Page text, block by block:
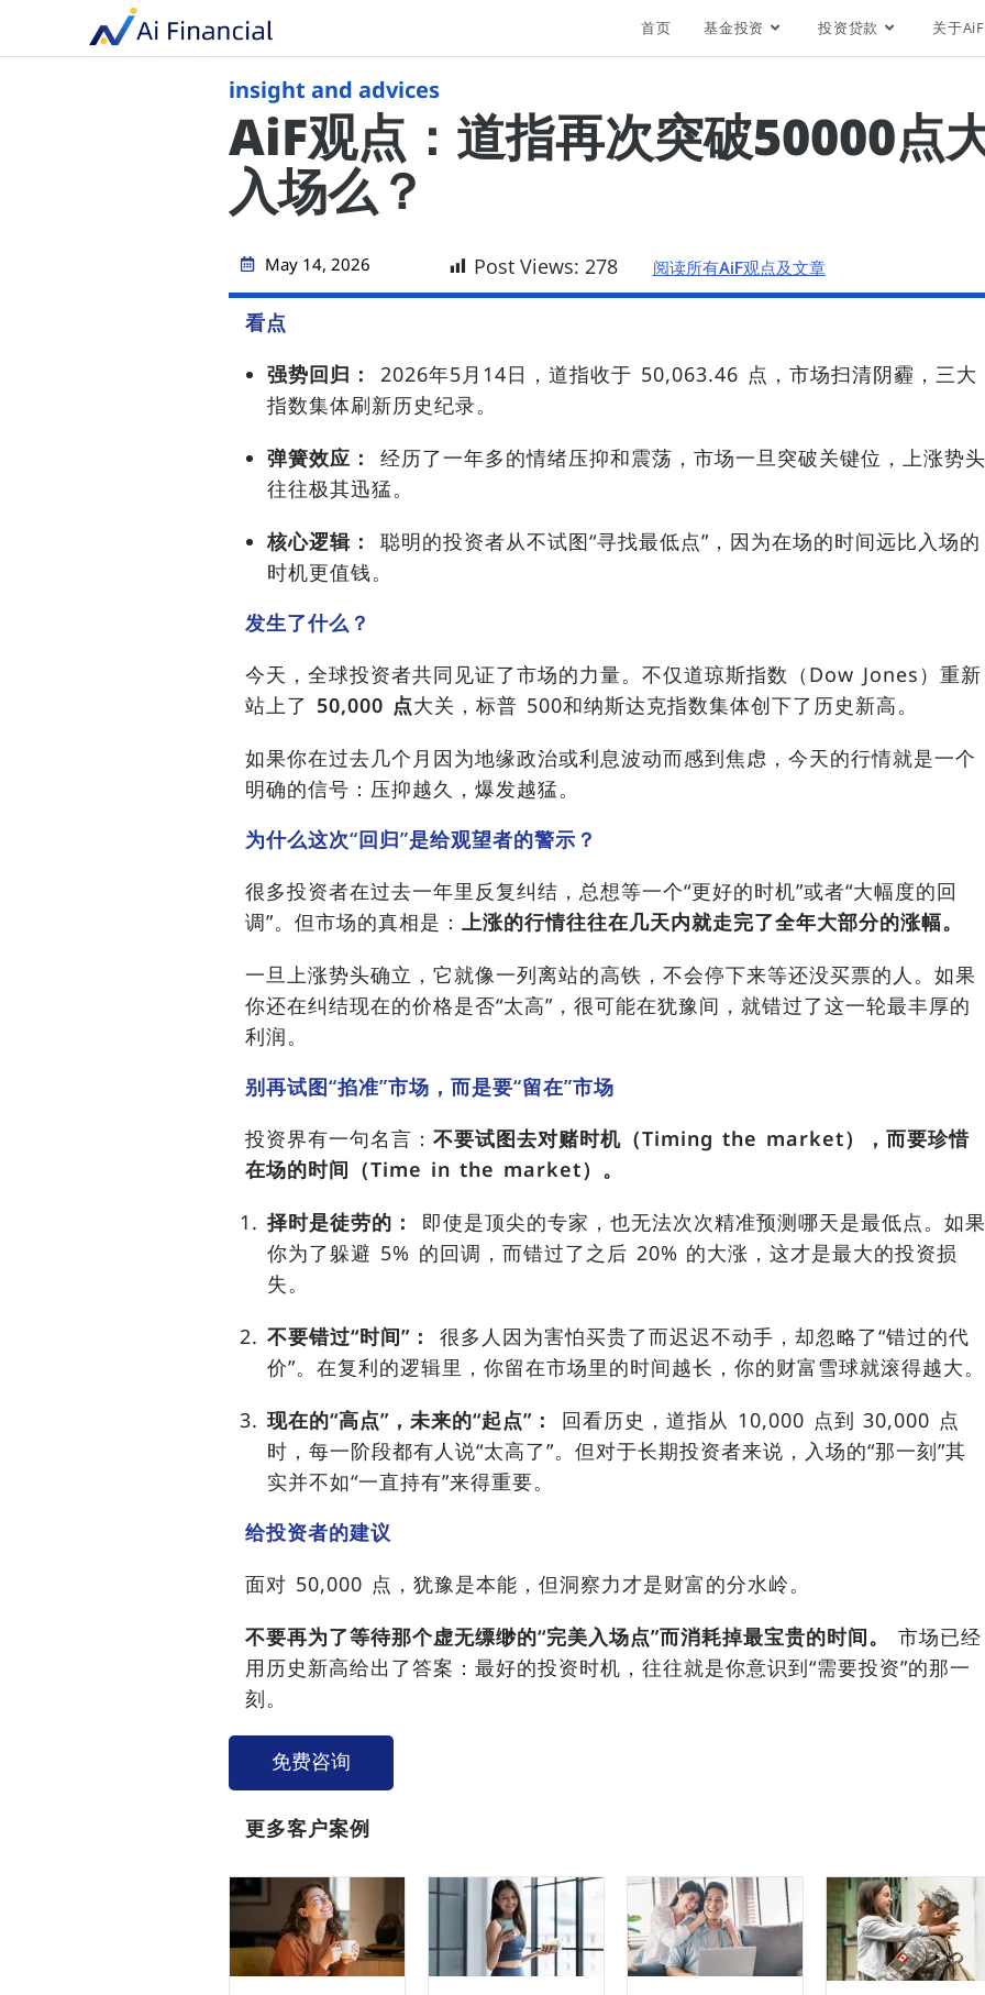
首页 基金投资 投资贷款 关于AiF
insight and advices
AiF观点：道指再次突破50000点
入场么？
May 14, 2026 Post Views: 278 阅读所有AiF观点及文章
看点
强势回归：
2026年5月14日，道指收于 50,063.46 点，市场扫清阴霾，三大
指数集体刷新历史纪录。
弹簧效应：
经历了一年多的情绪压抑和震荡，市场一旦突破关键位，上涨势头
往往极其迅猛。
核心逻辑：
聪明的投资者从不试图“寻找最低点”，因为在场的时间远比入场的
时机更值钱。
发生了什么？
今天，全球投资者共同见证了市场的力量。不仅道琼斯指数（Dow Jones）重新
站上了 50,000 点大关，标普 500和纳斯达克指数集体创下了历史新高。
如果你在过去几个月因为地缘政治或利息波动而感到焦虑，今天的行情就是一个
明确的信号：压抑越久，爆发越猛。
为什么这次“回归”是给观望者的警示？
很多投资者在过去一年里反复纠结，总想等一个“更好的时机”或者“大幅度的回
调”。但市场的真相是：上涨的行情往往在几天内就走完了全年大部分的涨幅。
一旦上涨势头确立，它就像一列离站的高铁，不会停下来等还没买票的人。如果
你还在纠结现在的价格是否“太高”，很可能在犹豫间，就错过了这一轮最丰厚的
利润。
别再试图“掐准”市场，而是要“留在”市场
投资界有一句名言：不要试图去对赌时机（Timing the market），而要珍惜
在场的时间（Time in the market）。
择时是徒劳的：
即使是顶尖的专家，也无法次次精准预测哪天是最低点。如果
你为了躲避 5% 的回调，而错过了之后 20% 的大涨，这才是最大的投资损
失。
不要错过“时间”：
很多人因为害怕买贵了而迟迟不动手，却忽略了“错过的代
价”。在复利的逻辑里，你留在市场里的时间越长，你的财富雪球就滚得越大。
现在的“高点”，未来的“起点”：
回看历史，道指从 10,000 点到 30,000 点
时，每一阶段都有人说“太高了”。但对于长期投资者来说，入场的“那一刻”其
实并不如“一直持有”来得重要。
给投资者的建议
面对 50,000 点，犹豫是本能，但洞察力才是财富的分水岭。
不要再为了等待那个虚无缥缈的“完美入场点”而消耗掉最宝贵的时间。
市场已经
用历史新高给出了答案：最好的投资时机，往往就是你意识到“需要投资”的那一
刻。
免费咨询
更多客户案例